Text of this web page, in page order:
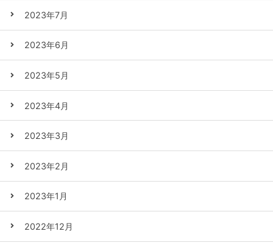
2023年7月
2023年6月
2023年5月
2023年4月
2023年3月
2023年2月
2023年1月
2022年12月